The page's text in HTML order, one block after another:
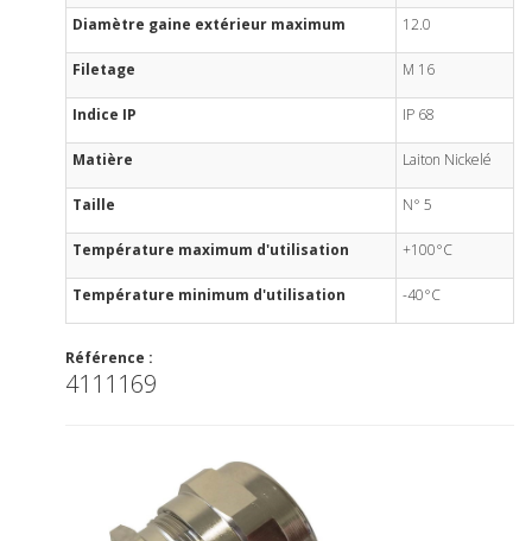
Diamètre gaine extérieur maximum 12.0
Filetage M 16
Indice IP IP 68
Matière Laiton Nickelé
Taille N° 5
Température maximum d'utilisation +100°C
Température minimum d'utilisation -40°C
Référence :
4111169